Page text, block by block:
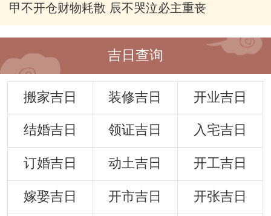
甲不开仓财物耗散 辰不哭泣必主重丧
吉日查询
搬家吉日 装修吉日 开业吉日
结婚吉日 领证吉日 入宅吉日
订婚吉日 动土吉日 开工吉日
嫁娶吉日 开市吉日 开张吉日